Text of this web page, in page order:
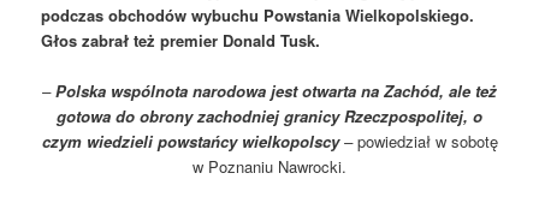
podczas obchodów wybuchu Powstania Wielkopolskiego.
Głos zabrał też premier Donald Tusk.
–Polska wspólnota narodowa jest otwarta na Zachód, ale też
gotowa do obrony zachodniej granicy Rzeczpospolitej, o
czym wiedzieli powstańcy wielkopolscy–powiedział w sobotę
w Poznaniu Nawrocki.